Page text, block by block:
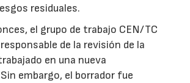
residuales.
el grupo de trabajo CEN/TC
de la revisión de la
en una nueva
embargo, el borrador fue